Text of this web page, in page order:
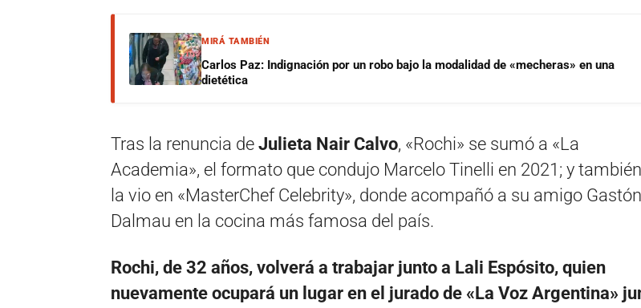
MIRÁ TAMBIÉN
Carlos Paz: Indignación por un robo bajo la modalidad de «mecheras» en una
dietética
Tras la renuncia de Julieta Nair Calvo, «Rochi» se sumó a «La
Academia», el formato que condujo Marcelo Tinelli en 2021; y
la vio en «MasterChef Celebrity», donde acompañó a su amigo Gastón
Dalmau en la cocina más famosa del país.
Rochi, de 32 años, volverá a trabajar junto a Lali Espósito, quien
nuevamente ocupará un lugar en el jurado de «La Voz Argentina»